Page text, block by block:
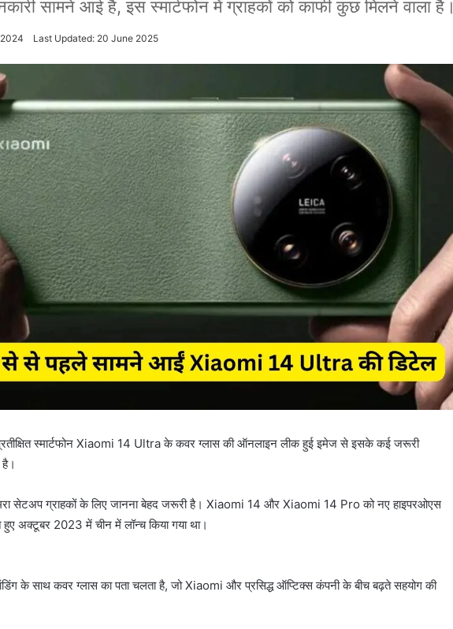
सामने आई है, इस स्मार्टफोन में ग्राहकों को काफी कुछ मिलने वाला है।
Last Updated: 20 June 2025
स्मार्टफोन Xiaomi 14 Ultra के कवर ग्लास की ऑनलाइन लीक हुई इमेज से इसके कई जरूरी
सेटअप ग्राहकों के लिए जानना बेहद जरूरी है। Xiaomi 14 और Xiaomi 14 Pro को नए हाइपरओएस
अक्टूबर 2023 में चीन में लॉन्च किया गया था।
के साथ कवर ग्लास का पता चलता है, जो Xiaomi और प्रसिद्ध ऑप्टिक्स कंपनी के बीच बढ़ते सहयोग की